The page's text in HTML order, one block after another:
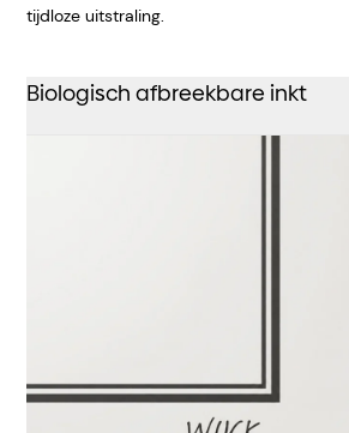
tijdloze uitstraling.
Biologisch afbreekbare inkt